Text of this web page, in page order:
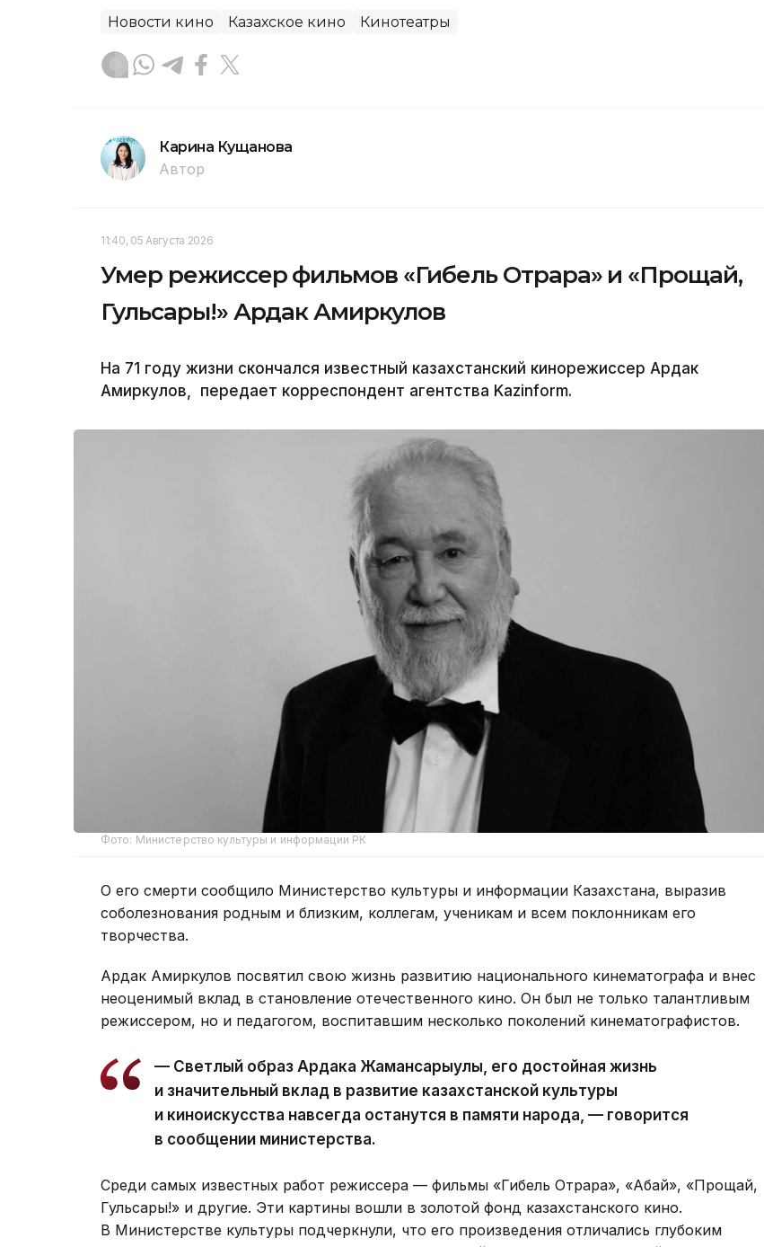
Новости кино Казахское кино Кинотеатры
Карина Кущанова
Автор
11:40, 05 Августа 2026
Умер режиссер фильмов «Гибель Отрара» и «Прощай,
Гульсары!» Ардак Амиркулов
На 71 году жизни скончался известный казахстанский кинорежиссер Ардак
Амиркулов, передает корреспондент агентства Kazinform.
Фото: Министерство культуры и информации РК
О его смерти сообщило Министерство культуры и информации Казахстана, выразив
соболезнования родным и близким, коллегам, ученикам и всем поклонникам его
творчества.
Ардак Амиркулов посвятил свою жизнь развитию национального кинематографа и внес
неоценимый вклад в становление отечественного кино. Он был не только талантливым
режиссером, но и педагогом, воспитавшим несколько поколений кинематографистов.
— Светлый образ Ардака Жамансарыулы, его достойная жизнь
и значительный вклад в развитие казахстанской культуры
и киноискусства навсегда останутся в памяти народа, — говорится
в сообщении министерства.
Среди самых известных работ режиссера — фильмы «Гибель Отрара», «Абай», «Прощай,
Гульсары!» и другие. Эти картины вошли в золотой фонд казахстанского кино.
В Министерстве культуры подчеркнули, что его произведения отличались глубоким